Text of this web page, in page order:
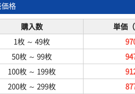
格
購入数
単価（
1枚 ～ 49枚
50枚 ～ 99枚
100枚 ～ 199枚
200枚 ～ 299枚